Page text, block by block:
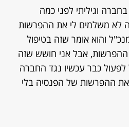
וגיליתי לפני כמה
לא משלמים לי את ההפרשות
והוא אומר שזה בטיפול
ההפרשות, אבל אני חושש שזה
לפעול כבר עכשיו נגד החברה
את ההפרשות של הפנסיה בלי